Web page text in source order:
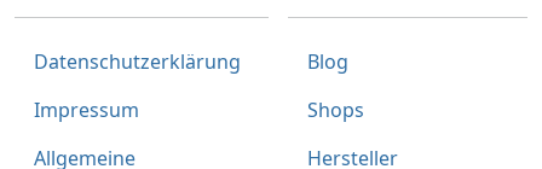
24,34€
Datenschutzerklärung
Impressum
Allgemeine
Blog
Shops
Hersteller